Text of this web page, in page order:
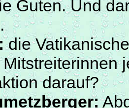
Guten. Und
:die
darauf?
: